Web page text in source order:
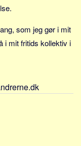
som jeg gør i mit
i mit fritids kollektiv i